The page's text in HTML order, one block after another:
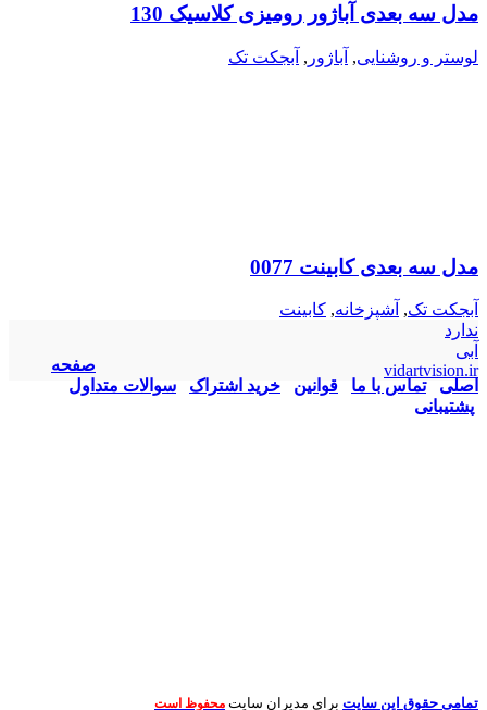
مدل سه بعدی آباژور رومیزی کلاسیک 130
لوستر و روشنایی, آباژور , آبجکت تک
مدل سه بعدی کابینت 0077
آبجکت تک, آشپزخانه, کابینت
ندارد
آبی
vidartvision.ir
صفحه
اصلی
تماس با ما قوانین خرید اشتراک
سوالات متداول
پشتیبانی
تمامی حقوق این سایت برای مدیران سایت محفوظ است